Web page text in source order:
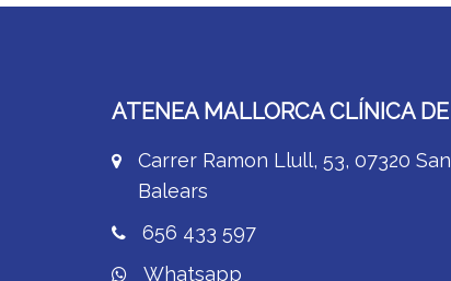
ATENEA MALLORCA CLÍNICA
Carrer Ramon Llull, 53, 07320
Balears
656 433 597
Whatsapp